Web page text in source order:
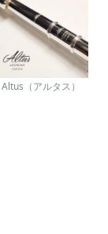
Altus（アルタス）